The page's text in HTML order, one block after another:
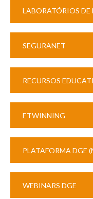
LABORATÓRIOS
SEGURANET
RECURSOS
ETWINNING
PLATAFORMA DGE
WEBINARS DGE